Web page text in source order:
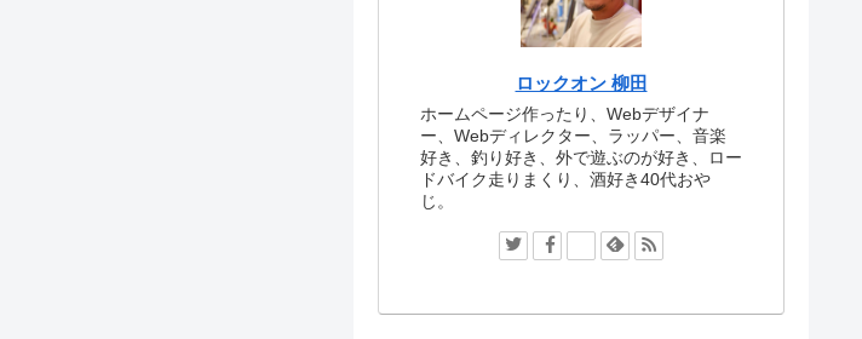
ロックオン 柳田
ホームページ作ったり、Webデザイナ
ー、Webディレクター、ラッパー、音楽
好き、釣り好き、外で遊ぶのが好き、ロー
ドバイク走りまくり、酒好き40代おや
じ。